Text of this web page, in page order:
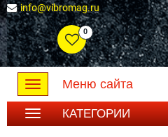
info@vibromag.ru
0
Toggle
navigation
Меню сайта
КАТЕГОРИИ